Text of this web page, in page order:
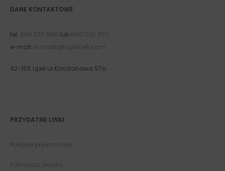
DANE KONTAKTOWE
tel. lub
e-mail:
42-165 Lipie ul.Kasztanowa 57a
PRZYDATNE LINKI